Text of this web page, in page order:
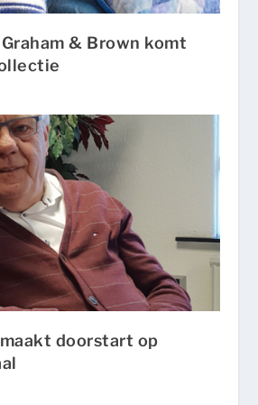
& Brown komt
doorstart op